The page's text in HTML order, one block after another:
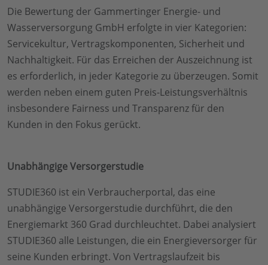
Die Bewertung der Gammertinger Energie- und
Wasserversorgung GmbH erfolgte in vier Kategorien:
Servicekultur, Vertragskomponenten, Sicherheit und
Nachhaltigkeit. Für das Erreichen der Auszeichnung ist
es erforderlich, in jeder Kategorie zu überzeugen. Somit
werden neben einem guten Preis-Leistungsverhältnis
insbesondere Fairness und Transparenz für den
Kunden in den Fokus gerückt.
Unabhängige Versorgerstudie
STUDIE360 ist ein Verbraucherportal, das eine
unabhängige Versorgerstudie durchführt, die den
Energiemarkt 360 Grad durchleuchtet. Dabei analysiert
STUDIE360 alle Leistungen, die ein Energieversorger für
seine Kunden erbringt. Von Vertragslaufzeit bis